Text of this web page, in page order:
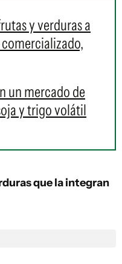
y verduras a
un mercado de
y trigo volátil
que la integran